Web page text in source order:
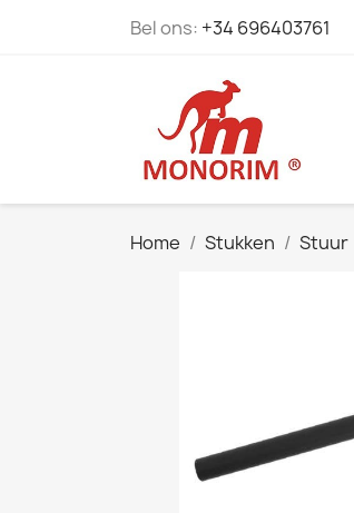
Bel ons: +34 696403761
Home Stukken Stuur